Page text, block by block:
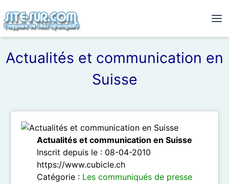
Actualités et communication en
Suisse
Actualités et communication en Suisse
Inscrit depuis le : 08-04-2010
https://www.cubicle.ch
Catégorie : Les communiqués de presse